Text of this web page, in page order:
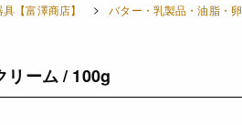
【富澤商店】 バター・乳製品・油脂・卵
ーム / 100g